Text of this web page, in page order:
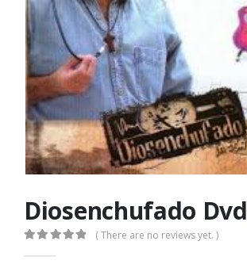
Diosenchufado Dvd
( There are no reviews yet. )